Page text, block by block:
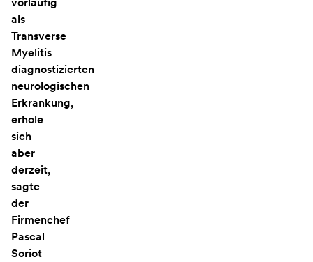
als
Transverse
Myelitis
diagnostizierten
neurologischen
Erkrankung,
erhole
sich
aber
derzeit,
sagte
der
Firmenchef
Pascal
Soriot